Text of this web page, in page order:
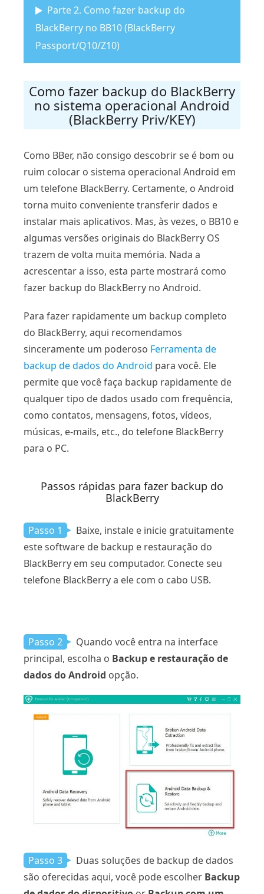
Parte 2. Como fazer backup do
BlackBerry no BB10 (BlackBerry
Passport/Q10/Z10)
Como fazer backup do BlackBerry
no sistema operacional Android
(BlackBerry Priv/KEY)
Como BBer, não consigo descobrir se é bom ou
ruim colocar o sistema operacional Android em
um telefone BlackBerry. Certamente, o Android
torna muito conveniente transferir dados e
instalar mais aplicativos. Mas, às vezes, o BB10 e
algumas versões originais do BlackBerry OS
trazem de volta muita memória. Nada a
acrescentar a isso, esta parte mostrará como
fazer backup do BlackBerry no Android.
Para fazer rapidamente um backup completo
do BlackBerry, aqui recomendamos
sinceramente um poderoso Ferramenta de
backup de dados do Android para você. Ele
permite que você faça backup rapidamente de
qualquer tipo de dados usado com frequência,
como contatos, mensagens, fotos, vídeos,
músicas, e-mails, etc., do telefone BlackBerry
para o PC.
Passos rápidas para fazer backup do
BlackBerry
Passo 1
Baixe, instale e inicie gratuitamente
este software de backup e restauração do
BlackBerry em seu computador. Conecte seu
telefone BlackBerry a ele com o cabo USB.
Passo 2
Quando você entra na interface
principal, escolha o Backup e restauração de
dados do Android opção.
Passo 3
Duas soluções de backup de dados
são oferecidas aqui, você pode escolher Backup